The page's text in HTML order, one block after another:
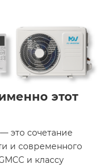
этот
это сочетание
и современного
и классу